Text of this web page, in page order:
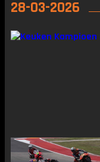
28-03-2026